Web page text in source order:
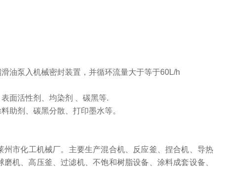
油泵入机械密封装置，并循环流量大于等于60L/h
面活性剂、均染剂 、碳黑等.
助剂、碳黑分散、打印墨水等。
市化工机械厂。主要生产混合机、反应釜、捏合机、导热
机、高压釜、过滤机、不饱和树脂设备、涂料成套设备、